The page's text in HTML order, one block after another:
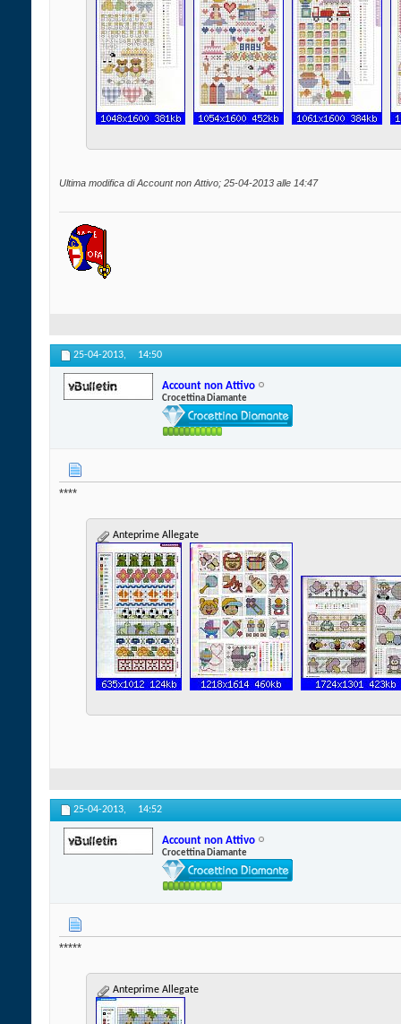
Ultima modifica di Account non Attivo; 25-04-2013 alle 14:47
25-04-2013, 14:50
Account non Attivo
Crocettina Diamante
****
Anteprime Allegate
25-04-2013, 14:52
Account non Attivo
Crocettina Diamante
*****
Anteprime Allegate